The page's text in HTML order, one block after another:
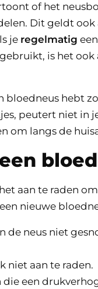
of het
Dit geldt ook
je regelmatig
is het ook
bloedneus hebt
peutert niet in
om langs de
aan te raden
nieuwe
de neus niet
niet aan te raden.
die een